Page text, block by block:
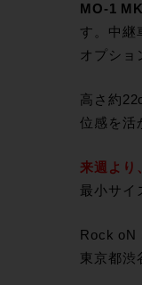
MO-1
す。中継
オプショ
高さ約
位感を活
来週より
最小サイ
Rock oN
東京都渋